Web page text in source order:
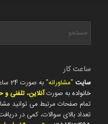
ساعت کار
سایت"مشاورانه" به صورت 24 ساعته در زمینه های
خانوادهبه صورتآنلاین، تلفنی
تمام صفحات مرتبط می توانید
تعداد بالای سوالات، کمی در